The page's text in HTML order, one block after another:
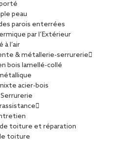
peau
parois enterrées
par l’Extérieur
à l’air
& métallerie-serrurerie
bois lamellé-collé
acier-bois
de toiture et réparation
toiture